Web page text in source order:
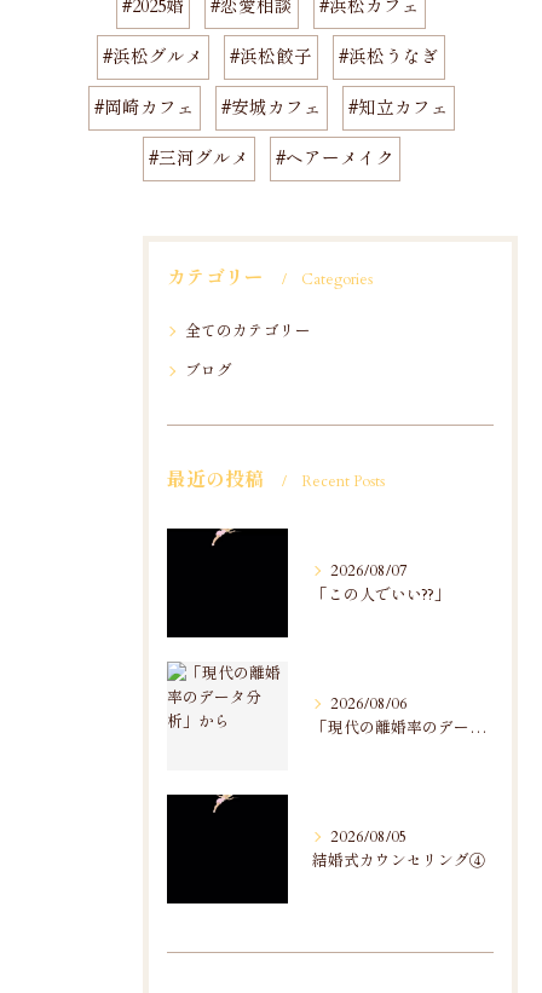
#2025婚 #恋愛相談 #浜松カフェ
#浜松グルメ #浜松餃子 #浜松うなぎ
#岡崎カフェ #安城カフェ #知立カフェ
#三河グルメ #ヘアーメイク
カテゴリー Categories
全てのカテゴリー
ブログ
最近の投稿 Recent Posts
2026/08/07
「この人でいい??」
2026/08/06
「現代の離婚率のデータ分析」から
2026/08/05
結婚式カウンセリング④